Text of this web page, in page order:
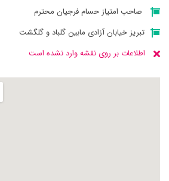
صاحب امتیاز حسام فرجیان محترم
تبریز خیابان آزادی مابین گلباد و گلگشت
اطلاعات بر روی نقشه وارد نشده است